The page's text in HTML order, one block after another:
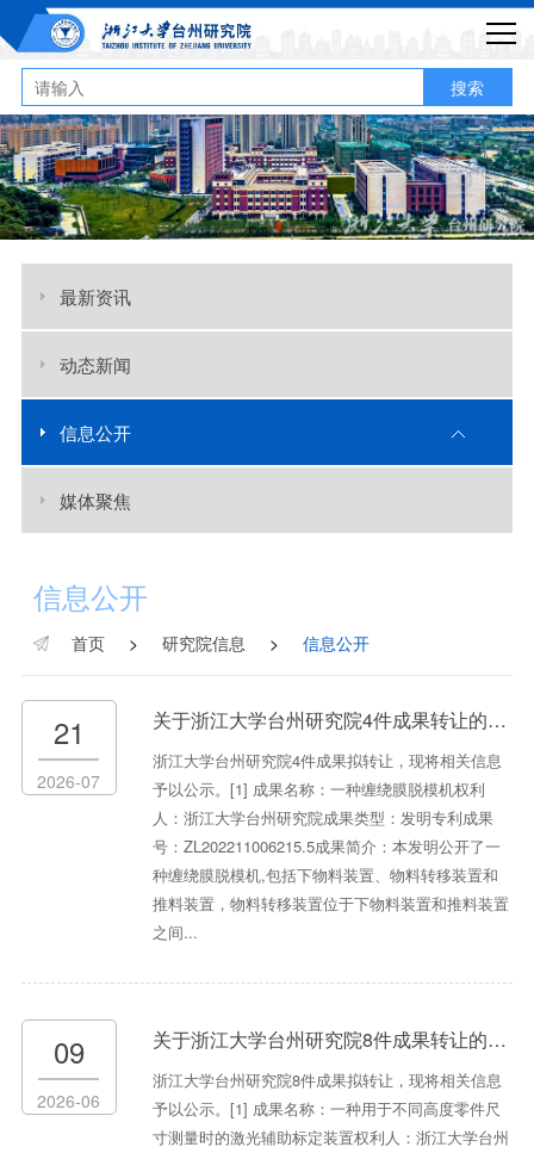
搜索
最新资讯
动态新闻
信息公开
媒体聚焦
信息公开
首页 > 研究院信息 > 信息公开
21
2026-07
关于浙江大学台州研究院4件成果转让的公示
浙江大学台州研究院4件成果拟转让，现将相关信息
予以公示。[1] 成果名称：一种缠绕膜脱模机权利
人：浙江大学台州研究院成果类型：发明专利成果
号：ZL202211006215.5成果简介：本发明公开了一
种缠绕膜脱模机,包括下物料装置、物料转移装置和
推料装置，物料转移装置位于下物料装置和推料装置
之间...
09
2026-06
关于浙江大学台州研究院8件成果转让的公示
浙江大学台州研究院8件成果拟转让，现将相关信息
予以公示。[1] 成果名称：一种用于不同高度零件尺
寸测量时的激光辅助标定装置权利人：浙江大学台州